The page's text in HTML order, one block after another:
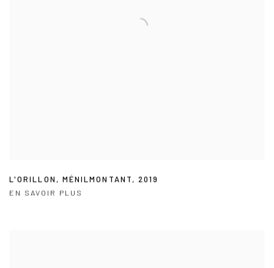
L'ORILLON , MÉNILMONTANT,2019
EN SAVOIR PLUS